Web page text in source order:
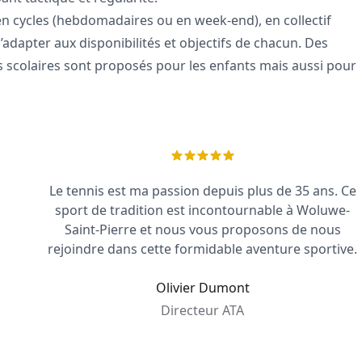
cycles (hebdomadaires ou en week-end), en collectif
aux disponibilités et objectifs de chacun. Des
scolaires sont proposés pour les enfants mais aussi pour
Le tennis est ma passion depuis plus de 35 ans. Ce
sport de tradition est incontournable à Woluwe-
Saint-Pierre et nous vous proposons de nous
rejoindre dans cette formidable aventure sportive.
Olivier Dumont
Directeur ATA